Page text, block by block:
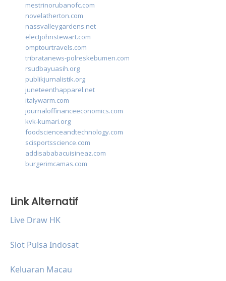
mestrinorubanofc.com
novelatherton.com
nassvalleygardens.net
electjohnstewart.com
omptourtravels.com
tribratanews-polreskebumen.com
rsudbayuasih.org
publikjurnalistik.org
juneteenthapparel.net
italywarm.com
journaloffinanceeconomics.com
kvk-kumari.org
foodscienceandtechnology.com
scisportsscience.com
addisababacuisineaz.com
burgerimcamas.com
Link Alternatif
Live Draw HK
Slot Pulsa Indosat
Keluaran Macau